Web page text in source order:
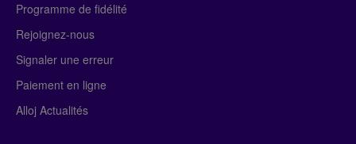
Programme de fidélité
Rejoignez-nous
Signaler une erreur
Paiement en ligne
Alloj Actualités